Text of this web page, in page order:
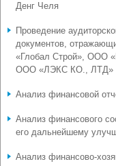
Денг Челя
Проведение
документов,
«Глобал Строй», ООО
ООО «ЛЭКС КО., ЛТД»
Анализ финансовой
Анализ финансового
его дальнейшему
Анализ финансово-